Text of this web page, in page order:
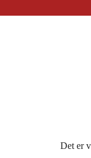
Det er